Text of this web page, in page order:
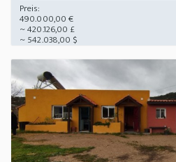
Preis:
490.000,00 €
~ 420.126,00 £
~ 542.038,00 $